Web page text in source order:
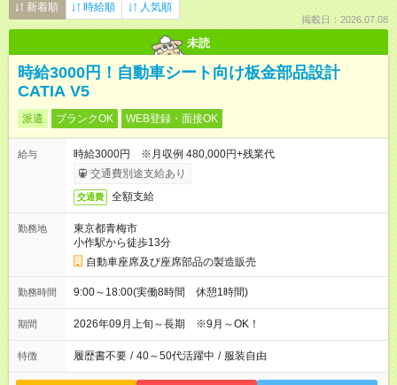
新着順 時給順 人気順
掲載日：2026.07.08
未読
時給3000円！自動車シート向け板金部品設計
CATIA V5
派遣 ブランクOK WEB登録・面接OK
給与
時給3000円 ※月収例 480,000円+残業代
交通費別途支給あり
交通費 全額支給
勤務地
東京都青梅市
小作駅から徒歩13分
自動車座席及び座席部品の製造販売
勤務時間 9:00～18:00(実働8時間 休憩1時間)
期間 2026年09月上旬～長期 ※9月～OK！
特徴 履歴書不要 / 40～50代活躍中 / 服装自由